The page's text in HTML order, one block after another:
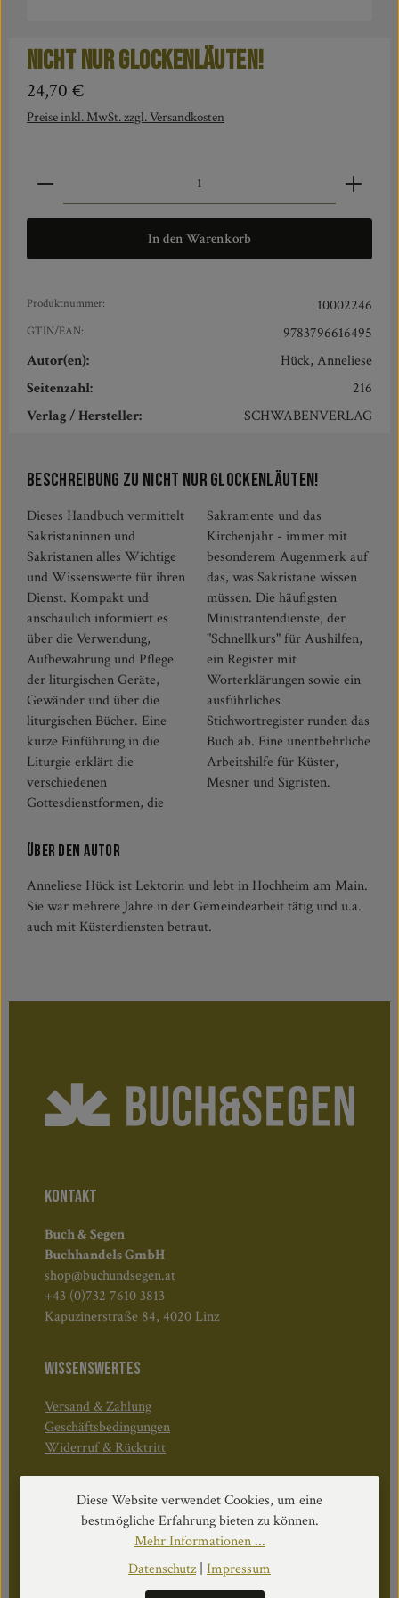
Nicht nur Glockenläuten!
Regulärer Preis:
24,70 €
Preise inkl. MwSt. zzgl. Versandkosten
Produkt Anzahl: Gib den gewünschten Wert ein oder
In den Warenkorb
Produktnummer: 10002246
GTIN/EAN:
9783796616495
Autor(en):
Hück, Anneliese
Seitenzahl:
216
Verlag / Hersteller:
SCHWABENVERLAG
Beschreibung zu Nicht nur Glockenläuten!
Dieses Handbuch vermittelt
Sakristaninnen und
Sakristanen alles Wichtige
und Wissenswerte für ihren
Dienst. Kompakt und
anschaulich informiert es
über die Verwendung,
Aufbewahrung und Pflege
der liturgischen Geräte,
Gewänder und über die
liturgischen Bücher. Eine
kurze Einführung in die
Liturgie erklärt die
verschiedenen
Gottesdienstformen, die
Sakramente und das
Kirchenjahr - immer mit
besonderem Augenmerk auf
das, was Sakristane wissen
müssen. Die häufigsten
Ministrantendienste, der
"Schnellkurs" für Aushilfen,
ein Register mit
Worterklärungen sowie ein
ausführliches
Stichwortregister runden das
Buch ab. Eine unentbehrliche
Arbeitshilfe für Küster,
Mesner und Sigristen.
Über den Autor
Anneliese Hück ist Lektorin und lebt in Hochheim am Main.
Sie war mehrere Jahre in der Gemeindearbeit tätig und u.a.
auch mit Küsterdiensten betraut.
KONTAKT
Buch & Segen
Buchhandels GmbH
shop@buchundsegen.at
+43 (0)732 7610 3813
Kapuzinerstraße 84, 4020 Linz
WISSENSWERTES
Versand & Zahlung
Geschäftsbedingungen
Widerruf & Rücktritt
Öffnungszeiten:
Mo–Do: 08:30–17:00 Uhr
Fr: 08:30–12:30 Uhr
Diese Website verwendet Cookies, um eine
bestmögliche Erfahrung bieten zu können.
Mehr Informationen ...
Datenschutz| Impressum